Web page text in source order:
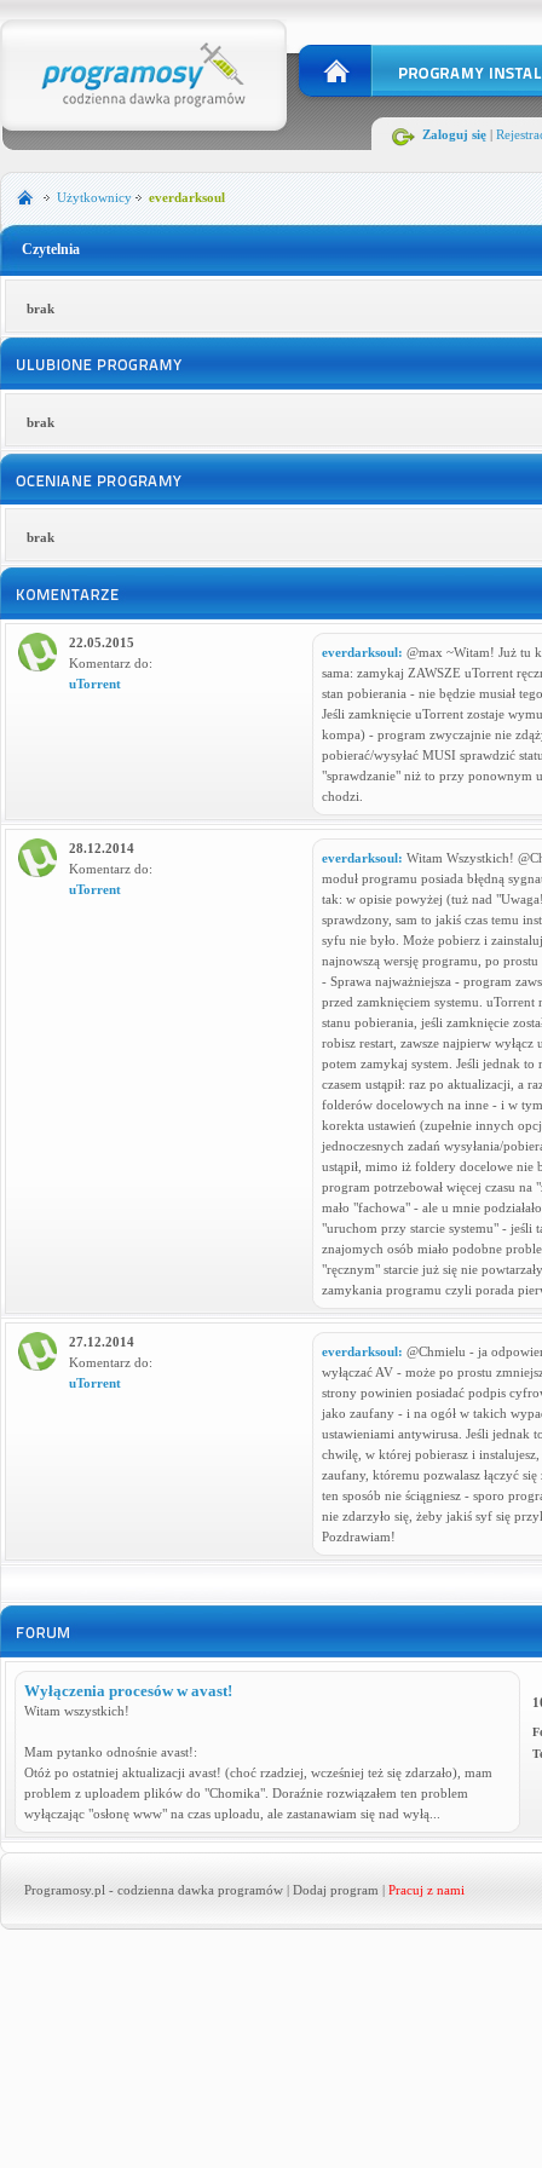
Zaloguj się |
Użytkownicy everdarksoul
Czytelnia
brak
brak
brak
everdarksoul: @max ~Witam! Już tu
sama: zamykaj ZAWSZE uTorrent
stan pobierania - nie będzie musiał
Jeśli zamknięcie uTorrent zostaje
kompa) - program zwyczajnie nie
pobierać/wysyłać MUSI sprawdzić
"sprawdzanie" niż to przy ponownym
chodzi.
22.05.2015
Komentarz do:
uTorrent
everdarksoul: Witam Wszystkich!
moduł programu posiada błędną
tak: w opisie powyżej (tuż nad
sprawdzony, sam to jakiś czas temu
syfu nie było. Może pobierz i
najnowszą wersję programu, po
- Sprawa najważniejsza - program
przed zamknięciem systemu. uTorrent
stanu pobierania, jeśli zamknięcie
robisz restart, zawsze najpierw
potem zamykaj system. Jeśli jednak
czasem ustąpił: raz po aktualizacji, a
folderów docelowych na inne - i w
korekta ustawień (zupełnie innych
jednoczesnych zadań wysyłania/
ustąpił, mimo iż foldery docelowe nie
program potrzebował więcej czasu na
mało "fachowa" - ale u mnie
"uruchom przy starcie systemu" - jeśli
znajomych osób miało podobne
"ręcznym" starcie już się nie
zamykania programu czyli porada
28.12.2014
Komentarz do:
uTorrent
everdarksoul: @Chmielu - ja
wyłączać AV - może po prostu
strony powinien posiadać podpis
jako zaufany - i na ogół w takich
ustawieniami antywirusa. Jeśli jednak
chwilę, w której pobierasz i
zaufany, któremu pozwalasz łączyć
ten sposób nie ściągniesz - sporo
nie zdarzyło się, żeby jakiś syf się
Pozdrawiam!
27.12.2014
Komentarz do:
uTorrent
Wyłączenia procesów w avast!
Witam wszystkich!
Mam pytanko odnośnie avast!:
Otóż po ostatniej aktualizacji avast! (choć rzadziej, wcześniej też się zdarzało), mam
problem z uploadem plików do "Chomika". Doraźnie rozwiązałem ten problem
wyłączając "osłonę www" na czas uploadu, ale zastanawiam się nad wyłą...
Programosy.pl - codzienna dawka programów | Dodaj program | Pracuj z nami